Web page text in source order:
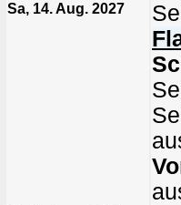
Sa, 14. Aug. 2027